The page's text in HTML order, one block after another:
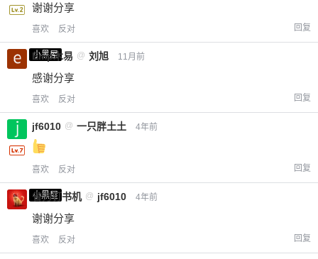
谢谢分享
喜欢 反对 回复
小黑屋
Emp木易 @ 刘旭 11月前
感谢分享
喜欢 反对 回复
jf6010 @ 一只胖土土 4年前
喜欢 反对 回复
小黑屋
省力钉书机 @ jf6010 4年前
谢谢分享
喜欢 反对 回复